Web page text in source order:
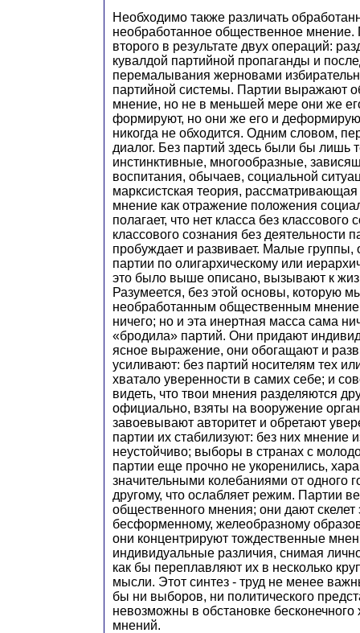
Необходимо также различать
необработанное общественное мнение.
второго в результате двух операций:
кувалдой партийной пропаганды и
перемалывания жерновами
партийной системы. Партии выражают
мнение, но не в меньшей мере они же
формируют, но они же его и
никогда не обходится. Одним словом,
диалог. Без партий здесь были бы лишь
инстинктивные, многообразные,
воспитания, обычаев, социальной
марксистская теория,
мнение как отражение положения
полагает, что нет класса без классового
классового сознания без деятельности
пробуждает и развивает. Малые группы,
партии по олигархическому или
это было выше описано, вызывают к
Разумеется, без этой основы, которую
необработанным общественным
ничего; но и эта инертная масса сама
«бродила» партий. Они придают
ясное выражение, они обогащают и
усиливают: без партий носителям тех
хватало уверенности в самих себе; и
видеть, что твои мнения разделяются
официально, взяты на вооружение
завоевывают авторитет и обретают
партии их стабилизуют: без них мнение
неустойчиво; выборы в странах с
партии еще прочно не укоренились,
значительными колебаниями от одного
другому, что ослабляет режим. Партии
общественного мнения; они дают скелет
бесформенному, желеобразному
они концентрируют тождественные
индивидуальные различия, снимая
как бы переплавляют их в несколько
мысли. Этот синтез - труд не менее
бы ни выборов, ни политического
невозможны в обстановке бесконечного
мнений.